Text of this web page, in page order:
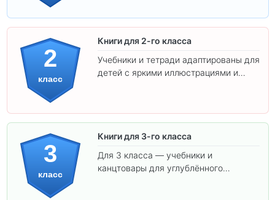
2
класс
Книги для 2-го класса
Учебники и тетради адаптированы для
детей с яркими иллюстрациями и
3
класс
Книги для 3-го класса
Для 3 класса — учебники и
канцтовары для углублённого